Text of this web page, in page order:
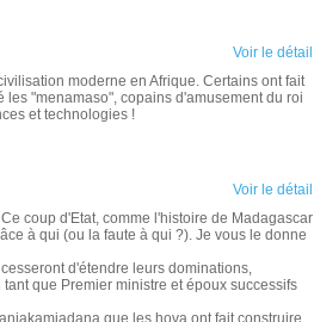
Voir le détail
moderne en Afrique. Certains ont fait
"menamaso", copains d'amusement du roi
et technologies !
Voir le détail
coup d'Etat, comme l'histoire de Madagascar
à qui (ou la faute à qui ?). Je vous le donne
d'étendre leurs dominations,
que Premier ministre et époux successifs
que les hova ont fait construire